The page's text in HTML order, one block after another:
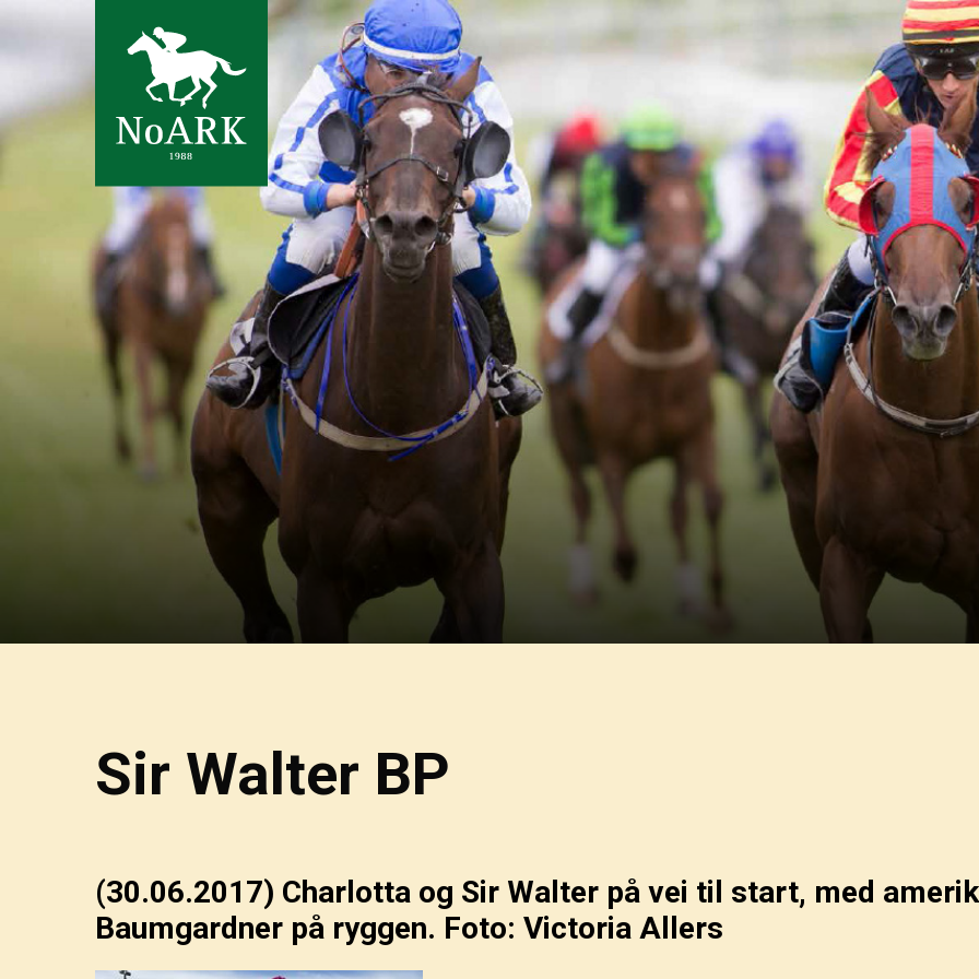
Sir Walter BP
(30.06.2017) Charlotta og Sir Walter på vei til start, med
Baumgardner på ryggen. Foto: Victoria Allers